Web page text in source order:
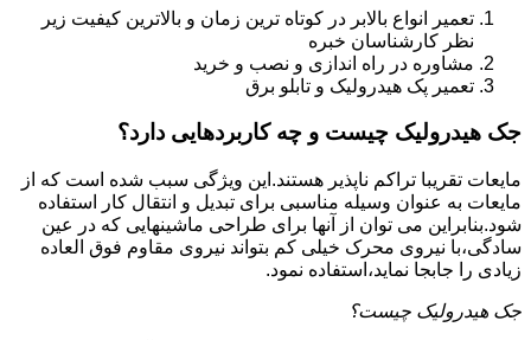
تعمیر انواع بالابر در کوتاه ترین زمان و بالاترین کیفیت زیر
نظر کارشناسان خبره
مشاوره در راه اندازی و نصب و خرید
تعمیر پک هیدرولیک و تابلو برق
جک هیدرولیک چیست و چه کاربردهایی دارد؟
مایعات تقریبا تراکم ناپذیر هستند.این ویژگی سبب شده است که از
مایعات به عنوان وسیله مناسبی برای تبدیل و انتقال کار استفاده
شود.بنابراین می توان از آنها برای طراحی ماشینهایی که در عین
سادگی،با نیروی محرک خیلی کم بتواند نیروی مقاوم فوق العاده
زیادی را جابجا نماید،استفاده نمود.
جک هیدرولیک چیست؟